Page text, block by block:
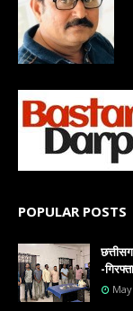
POPULAR POSTS
-